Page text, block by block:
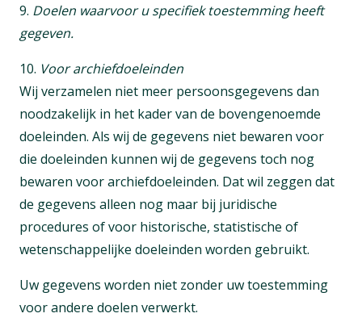
9. Doelen waarvoor u specifiek toestemming heeft
gegeven.
10. Voor archiefdoeleinden
Wij verzamelen niet meer persoonsgegevens dan
noodzakelijk in het kader van de bovengenoemde
doeleinden. Als wij de gegevens niet bewaren voor
die doeleinden kunnen wij de gegevens toch nog
bewaren voor archiefdoeleinden. Dat wil zeggen dat
de gegevens alleen nog maar bij juridische
procedures of voor historische, statistische of
wetenschappelijke doeleinden worden gebruikt.
Uw gegevens worden niet zonder uw toestemming
voor andere doelen verwerkt.